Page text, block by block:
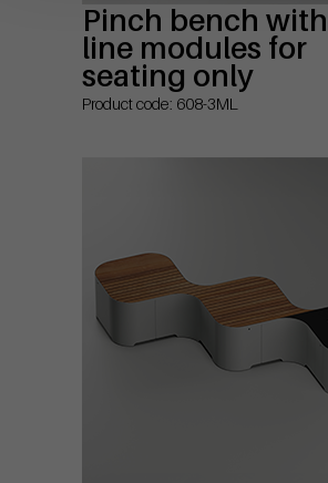
Pinch bench
line modules for
seating only
Product code: 608-3ML